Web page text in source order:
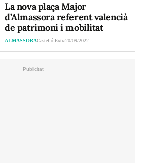
La nova plaça Major
d’Almassora referent valencià
de patrimoni i mobilitat
ALMASSORACastelló Extra20/09/2022